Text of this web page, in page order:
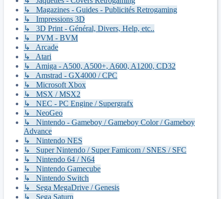
↳ Magazines - Guides - Publicités Retrogaming
↳ Impressions 3D
↳ 3D Print - Général, Divers, Help, etc..
↳ PVM - BVM
↳ Arcade
↳ Atari
↳ Amiga - A500, A500+, A600, A1200, CD32
↳ Amstrad - GX4000 / CPC
↳ Microsoft Xbox
↳ MSX / MSX2
↳ NEC - PC Engine / Supergrafx
↳ NeoGeo
↳ Nintendo - Gameboy / Gameboy Color / Gameboy
Advance
↳ Nintendo NES
↳ Super Nintendo / Super Famicom / SNES / SFC
↳ Nintendo 64 / N64
↳ Nintendo Gamecube
↳ Nintendo Switch
↳ Sega MegaDrive / Genesis
↳ Sega Saturn